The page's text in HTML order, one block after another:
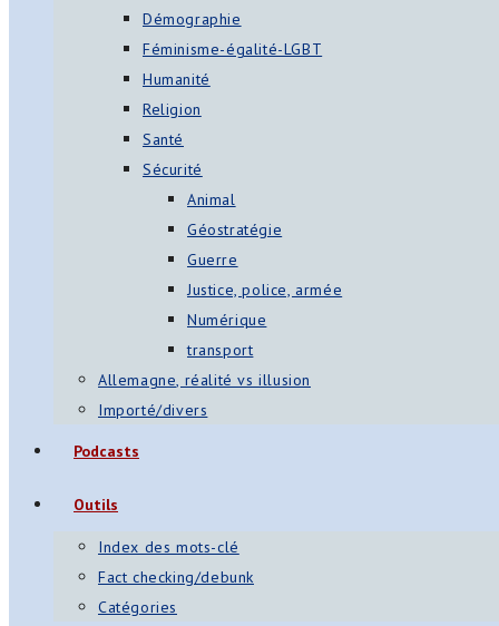
Démographie
Féminisme-égalité-LGBT
Humanité
Religion
Santé
Sécurité
Animal
Géostratégie
Guerre
Justice, police, armée
Numérique
transport
Allemagne, réalité vs illusion
Importé/divers
Podcasts
Outils
Index des mots-clé
Fact checking/debunk
Catégories